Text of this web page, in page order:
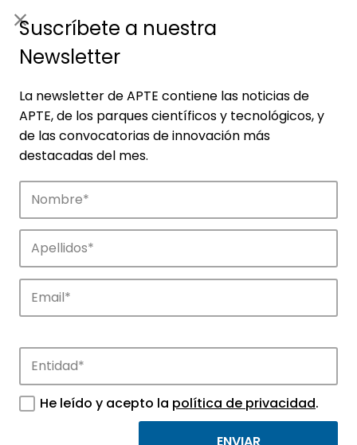
Noticias
Conoce las noticias más destacadas de
APTE y sus parques científicos y
tecnológicos.
Suscríbete a nuestra
Newsletter
La newsletter de APTE contiene las noticias de
APTE, de los parques científicos y tecnológicos, y
de las convocatorias de innovación más
destacadas del mes.
He leído y acepto la política de privacidad.